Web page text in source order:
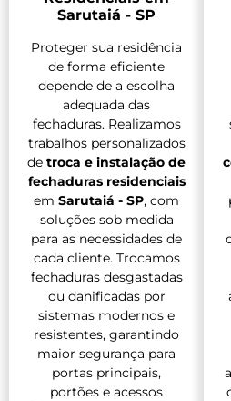
Sarutaiá - SP
Proteger sua residência
de forma eficiente
depende de a escolha
adequada das
fechaduras. Realizamos
trabalhos personalizados
de troca e instalação de
fechaduras residenciais
em Sarutaiá - SP, com
soluções sob medida
para as necessidades de
cada cliente. Trocamos
fechaduras desgastadas
ou danificadas por
sistemas modernos e
resistentes, garantindo
maior segurança para
portas principais,
portões e acessos